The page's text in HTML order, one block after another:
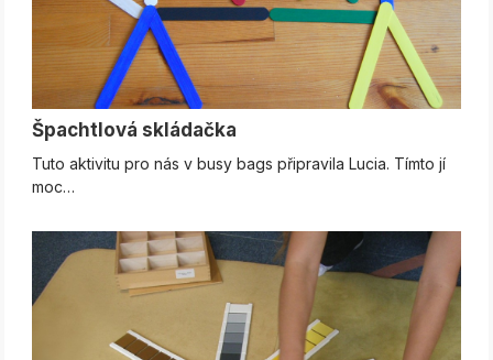
Špachtlová skládačka
Tuto aktivitu pro nás v busy bags připravila Lucia. Tímto jí
moc…